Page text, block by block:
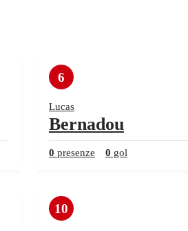
6
Lucas
Bernadou
0 presenze 0 gol
10